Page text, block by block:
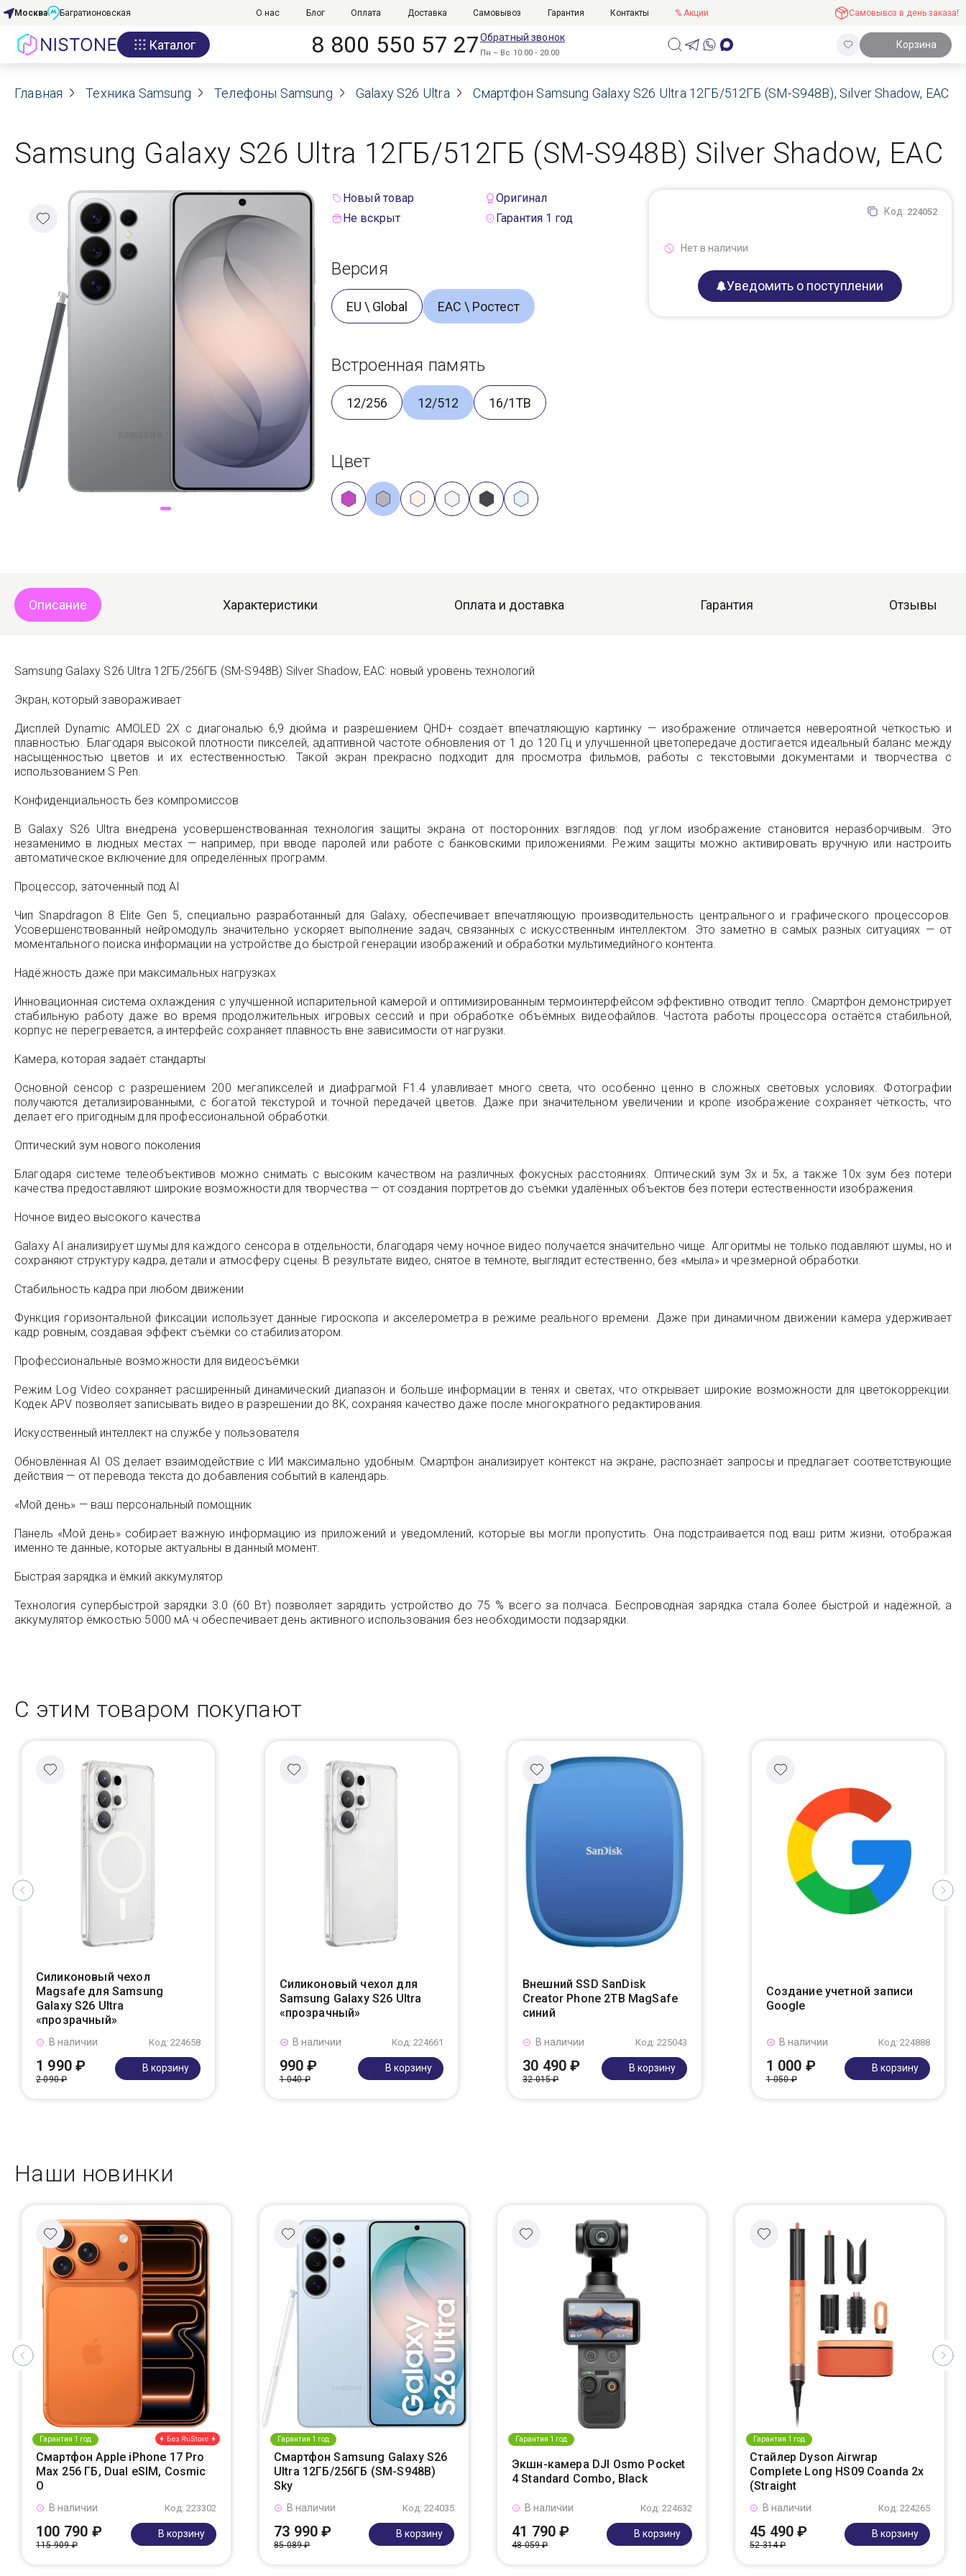
Акции
О нас
Договор оферты
Реквизиты
Контакты
Гарантия
Оплата
Москва Багратионовская О нас Блог Оплата Доставка Самовывоз Гарантия Контакты % Акции Самовывоз в день заказа!
Каталог 8 800 550 57 27Обратный звонок
Пн – Вс 10:00 - 20:00
Корзина
Главная Техника Samsung Телефоны Samsung Galaxy S26 Ultra Смартфон Samsung Galaxy S26 Ultra 12ГБ/512ГБ (SM-S948B), Silver Shadow, EAC
Samsung Galaxy S26 Ultra 12ГБ/512ГБ (SM-S948B) Silver Shadow, EAC
Новый товар
Оригинал
Не вскрыт
Гарантия 1 год
Версия
EU \ Global ЕАС \ Ростест
Встроенная память
12/256 12/512 16/1TB
Цвет
Код: 224052
Нет в наличии
Уведомить о поступлении
Описание Характеристики Оплата и доставка Гарантия Отзывы
Samsung Galaxy S26 Ultra 12ГБ/256ГБ (SM-S948B) Silver Shadow, EAC: новый уровень технологий
Экран, который завораживает
Дисплей Dynamic AMOLED 2X с диагональю 6,9 дюйма и разрешением QHD+ создаёт впечатляющую картинку — изображение отличается невероятной чёткостью и
плавностью. Благодаря высокой плотности пикселей, адаптивной частоте обновления от 1 до 120 Гц и улучшенной цветопередаче достигается идеальный баланс между
насыщенностью цветов и их естественностью. Такой экран прекрасно подходит для просмотра фильмов, работы с текстовыми документами и творчества с
использованием S Pen.
Конфиденциальность без компромиссов
В Galaxy S26 Ultra внедрена усовершенствованная технология защиты экрана от посторонних взглядов: под углом изображение становится неразборчивым. Это
незаменимо в людных местах — например, при вводе паролей или работе с банковскими приложениями. Режим защиты можно активировать вручную или настроить
автоматическое включение для определённых программ.
Процессор, заточенный под AI
Чип Snapdragon 8 Elite Gen 5, специально разработанный для Galaxy, обеспечивает впечатляющую производительность центрального и графического процессоров.
Усовершенствованный нейромодуль значительно ускоряет выполнение задач, связанных с искусственным интеллектом. Это заметно в самых разных ситуациях — от
моментального поиска информации на устройстве до быстрой генерации изображений и обработки мультимедийного контента.
Надёжность даже при максимальных нагрузках
Инновационная система охлаждения с улучшенной испарительной камерой и оптимизированным термоинтерфейсом эффективно отводит тепло. Смартфон демонстрирует
стабильную работу даже во время продолжительных игровых сессий и при обработке объёмных видеофайлов. Частота работы процессора остаётся стабильной,
корпус не перегревается, а интерфейс сохраняет плавность вне зависимости от нагрузки.
Камера, которая задаёт стандарты
Основной сенсор с разрешением 200 мегапикселей и диафрагмой F1.4 улавливает много света, что особенно ценно в сложных световых условиях. Фотографии
получаются детализированными, с богатой текстурой и точной передачей цветов. Даже при значительном увеличении и кропе изображение сохраняет чёткость, что
делает его пригодным для профессиональной обработки.
Оптический зум нового поколения
Благодаря системе телеобъективов можно снимать с высоким качеством на различных фокусных расстояниях. Оптический зум 3x и 5x, а также 10x зум без потери
качества предоставляют широкие возможности для творчества — от создания портретов до съёмки удалённых объектов без потери естественности изображения.
Ночное видео высокого качества
Galaxy AI анализирует шумы для каждого сенсора в отдельности, благодаря чему ночное видео получается значительно чище. Алгоритмы не только подавляют шумы, но и
сохраняют структуру кадра, детали и атмосферу сцены. В результате видео, снятое в темноте, выглядит естественно, без «мыла» и чрезмерной обработки.
Стабильность кадра при любом движении
Функция горизонтальной фиксации использует данные гироскопа и акселерометра в режиме реального времени. Даже при динамичном движении камера удерживает
кадр ровным, создавая эффект съёмки со стабилизатором.
Профессиональные возможности для видеосъёмки
Режим Log Video сохраняет расширенный динамический диапазон и больше информации в тенях и светах, что открывает широкие возможности для цветокоррекции.
Кодек APV позволяет записывать видео в разрешении до 8K, сохраняя качество даже после многократного редактирования.
Искусственный интеллект на службе у пользователя
Обновлённая AI OS делает взаимодействие с ИИ максимально удобным. Смартфон анализирует контекст на экране, распознаёт запросы и предлагает соответствующие
действия — от перевода текста до добавления событий в календарь.
«Мой день» — ваш персональный помощник
Панель «Мой день» собирает важную информацию из приложений и уведомлений, которые вы могли пропустить. Она подстраивается под ваш ритм жизни, отображая
именно те данные, которые актуальны в данный момент.
Быстрая зарядка и ёмкий аккумулятор
Технология супербыстрой зарядки 3.0 (60 Вт) позволяет зарядить устройство до 75 % всего за полчаса. Беспроводная зарядка стала более быстрой и надёжной, а
аккумулятор ёмкостью 5000 мА·ч обеспечивает день активного использования без необходимости подзарядки.
С этим товаром покупают
Силиконовый чехол
Magsafe для Samsung
Galaxy S26 Ultra
«прозрачный»
Код: 224658
В наличии
1 990 ₽
2 090 ₽
В корзину
Силиконовый чехол для
Samsung Galaxy S26 Ultra
«прозрачный»
Код: 224661
В наличии
990 ₽
1 040 ₽
В корзину
Внешний SSD SanDisk
Creator Phone 2TB MagSafe
синий
Код: 225043
В наличии
30 490 ₽
32 015 ₽
В корзину
Создание учетной записи
Google
Код: 224888
В наличии
1 000 ₽
1 050 ₽
В корзину
Наши новинки
Гарантия 1 год
Смартфон Apple iPhone 17 Pro
Max 256 ГБ, Dual eSIM, Cosmic
O
Код: 223302
В наличии
100 790 ₽
115 909 ₽
В корзину
Гарантия 1 год
Смартфон Samsung Galaxy S26
Ultra 12ГБ/256ГБ (SM-S948B)
Sky
Код: 224035
В наличии
73 990 ₽
85 089 ₽
В корзину
Гарантия 1 год
Экшн-камера DJI Osmo Pocket
4 Standard Combo, Black
Код: 224632
В наличии
41 790 ₽
48 059 ₽
В корзину
Гарантия 1 год
Стайлер Dyson Airwrap
Complete Long HS09 Coanda 2x
(Straight
Код: 224265
В наличии
45 490 ₽
52 314 ₽
В корзину